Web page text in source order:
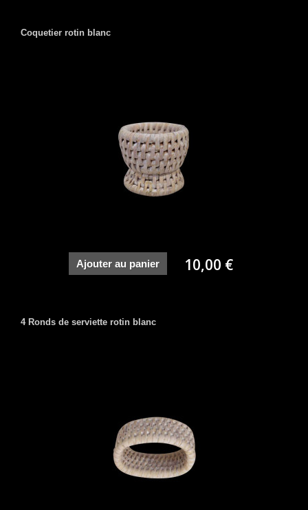
Coquetier rotin blanc
Ajouter au panier 10,00 €
4 Ronds de serviette rotin blanc